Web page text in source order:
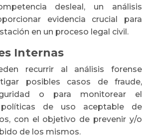
desleal, un análisis
evidencia crucial para
en un proceso legal civil.
Internas
recurrir al análisis forense
posibles casos de fraude,
o para monitorear el
de uso aceptable de
con el objetivo de prevenir y/o
de los mismos.